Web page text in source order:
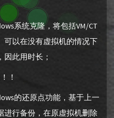
系统克隆，将包括VM/CT
可以在没有虚拟机的情况下
此用时长；
！
的还原点功能，基于上一
进行备份，在原虚拟机删除